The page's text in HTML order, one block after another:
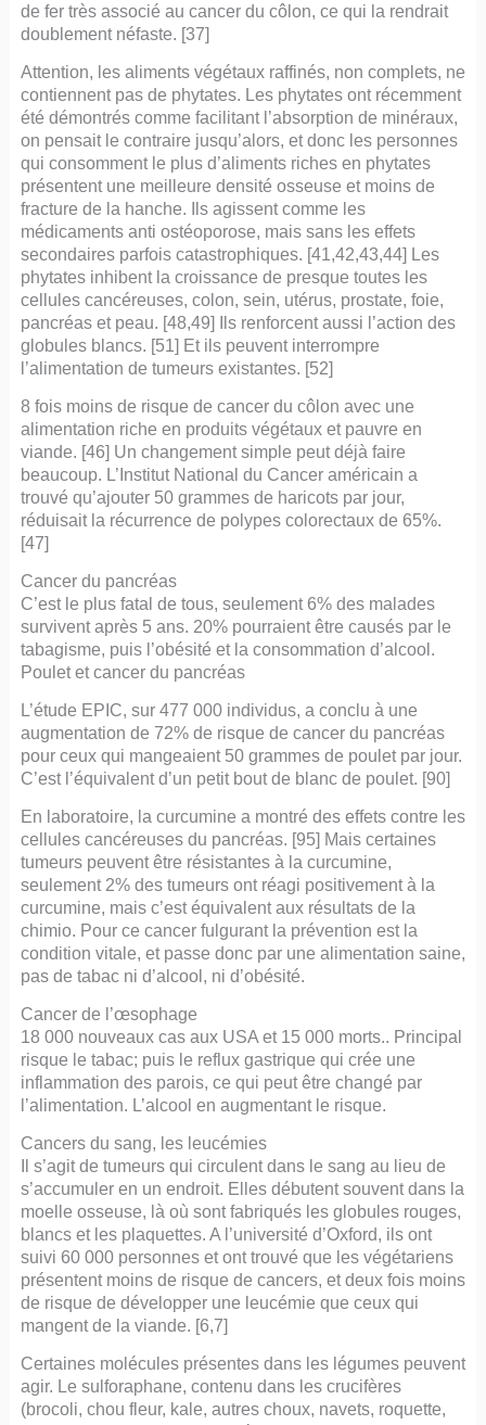
de fer très associé au cancer du côlon, ce qui la rendrait
doublement néfaste. [37]
Attention, les aliments végétaux raffinés, non complets, ne
contiennent pas de phytates. Les phytates ont récemment
été démontrés comme facilitant l’absorption de minéraux,
on pensait le contraire jusqu’alors, et donc les personnes
qui consomment le plus d’aliments riches en phytates
présentent une meilleure densité osseuse et moins de
fracture de la hanche. Ils agissent comme les
médicaments anti ostéoporose, mais sans les effets
secondaires parfois catastrophiques. [41,42,43,44] Les
phytates inhibent la croissance de presque toutes les
cellules cancéreuses, colon, sein, utérus, prostate, foie,
pancréas et peau. [48,49] Ils renforcent aussi l’action des
globules blancs. [51] Et ils peuvent interrompre
l’alimentation de tumeurs existantes. [52]
8 fois moins de risque de cancer du côlon avec une
alimentation riche en produits végétaux et pauvre en
viande. [46] Un changement simple peut déjà faire
beaucoup. L’Institut National du Cancer américain a
trouvé qu’ajouter 50 grammes de haricots par jour,
réduisait la récurrence de polypes colorectaux de 65%.
[47]
Cancer du pancréas
C’est le plus fatal de tous, seulement 6% des malades
survivent après 5 ans. 20% pourraient être causés par le
tabagisme, puis l’obésité et la consommation d’alcool.
Poulet et cancer du pancréas
L’étude EPIC, sur 477 000 individus, a conclu à une
augmentation de 72% de risque de cancer du pancréas
pour ceux qui mangeaient 50 grammes de poulet par jour.
C’est l’équivalent d’un petit bout de blanc de poulet. [90]
En laboratoire, la curcumine a montré des effets contre les
cellules cancéreuses du pancréas. [95] Mais certaines
tumeurs peuvent être résistantes à la curcumine,
seulement 2% des tumeurs ont réagi positivement à la
curcumine, mais c’est équivalent aux résultats de la
chimio. Pour ce cancer fulgurant la prévention est la
condition vitale, et passe donc par une alimentation saine,
pas de tabac ni d’alcool, ni d’obésité.
Cancer de l’œsophage
18 000 nouveaux cas aux USA et 15 000 morts.. Principal
risque le tabac; puis le reflux gastrique qui crée une
inflammation des parois, ce qui peut être changé par
l’alimentation. L’alcool en augmentant le risque.
Cancers du sang, les leucémies
Il s’agit de tumeurs qui circulent dans le sang au lieu de
s’accumuler en un endroit. Elles débutent souvent dans la
moelle osseuse, là où sont fabriqués les globules rouges,
blancs et les plaquettes. A l’université d’Oxford, ils ont
suivi 60 000 personnes et ont trouvé que les végétariens
présentent moins de risque de cancers, et deux fois moins
de risque de développer une leucémie que ceux qui
mangent de la viande. [6,7]
Certaines molécules présentes dans les légumes peuvent
agir. Le sulforaphane, contenu dans les crucifères
(brocoli, chou fleur, kale, autres choux, navets, roquette,